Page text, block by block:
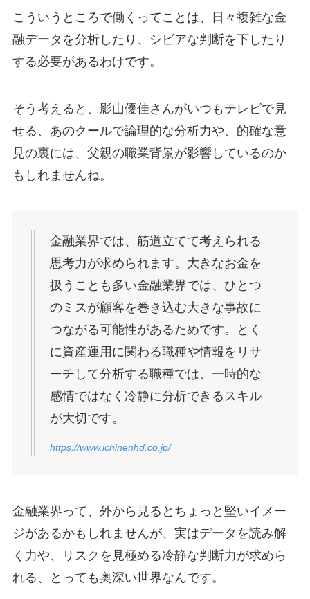
こういうところで働くってことは、日々複雑な金
融データを分析したり、シビアな判断を下したり
する必要があるわけです。
そう考えると、影山優佳さんがいつもテレビで見
せる、あのクールで論理的な分析力や、的確な意
見の裏には、父親の職業背景が影響しているのか
もしれませんね。
金融業界では、筋道立てて考えられる
思考力が求められます。大きなお金を
扱うことも多い金融業界では、ひとつ
のミスが顧客を巻き込む大きな事故に
つながる可能性があるためです。とく
に資産運用に関わる職種や情報をリサ
ーチして分析する職種では、一時的な
感情ではなく冷静に分析できるスキル
が大切です。
https://www.ichinenhd.co.jp/
金融業界って、外から見るとちょっと堅いイメー
ジがあるかもしれませんが、実はデータを読み解
く力や、リスクを見極める冷静な判断力が求めら
れる、とっても奥深い世界なんです。